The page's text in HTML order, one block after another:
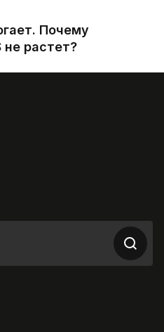
Почему
не растет?